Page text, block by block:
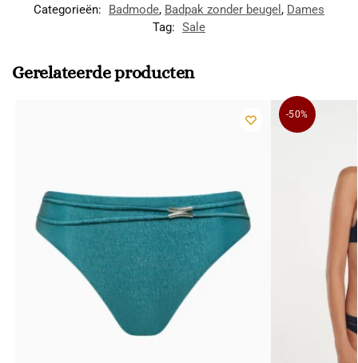
Categorieën:
Badmode, Badpak zonder beugel , Dames
Tag: Sale
Gerelateerde producten
-50%